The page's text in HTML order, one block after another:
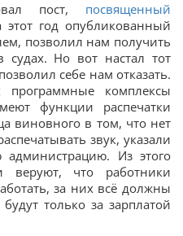
пост, посвященный
этот год опубликованный
позволил нам получить
судах. Но вот настал тот
себе нам отказать.
комплексы
функции распечатки
виновного в том, что нет
звук, указали
администрацию. Из этого
веруют, что работники
за них всё должны
только за зарплатой